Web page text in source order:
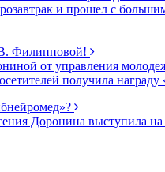
и прошел с
Филипповой!
от управления
получила
Доронина выступила